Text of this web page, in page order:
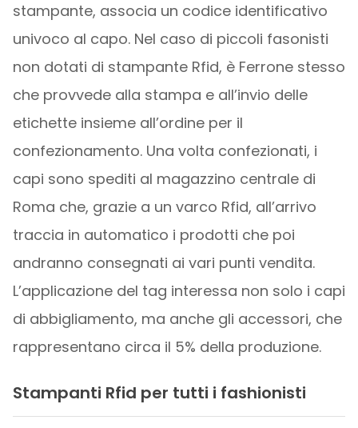
stampante, associa un codice identificativo
univoco al capo. Nel caso di piccoli fasonisti
non dotati di stampante Rfid, è Ferrone stesso
che provvede alla stampa e all’invio delle
etichette insieme all’ordine per il
confezionamento. Una volta confezionati, i
capi sono spediti al magazzino centrale di
Roma che, grazie a un varco Rfid, all’arrivo
traccia in automatico i prodotti che poi
andranno consegnati ai vari punti vendita.
L’applicazione del tag interessa non solo i capi
di abbigliamento, ma anche gli accessori, che
rappresentano circa il 5% della produzione.
Stampanti Rfid per tutti i fashionisti